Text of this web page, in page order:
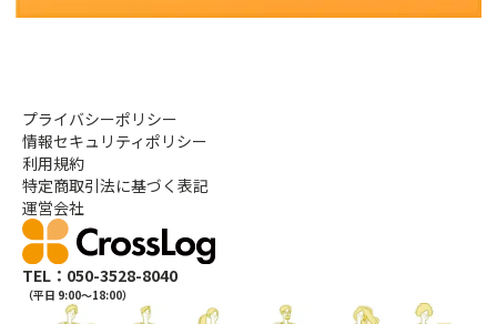
TEL：050-3528-8040
（平日 9:00〜18:00）
プライバシーポリシー
情報セキュリティポリシー
利用規約
特定商取引法に基づく表記
運営会社